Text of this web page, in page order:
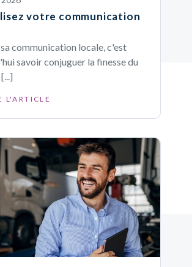
votre communication
communication locale, c'est
savoir conjuguer la finesse du
L'ARTICLE